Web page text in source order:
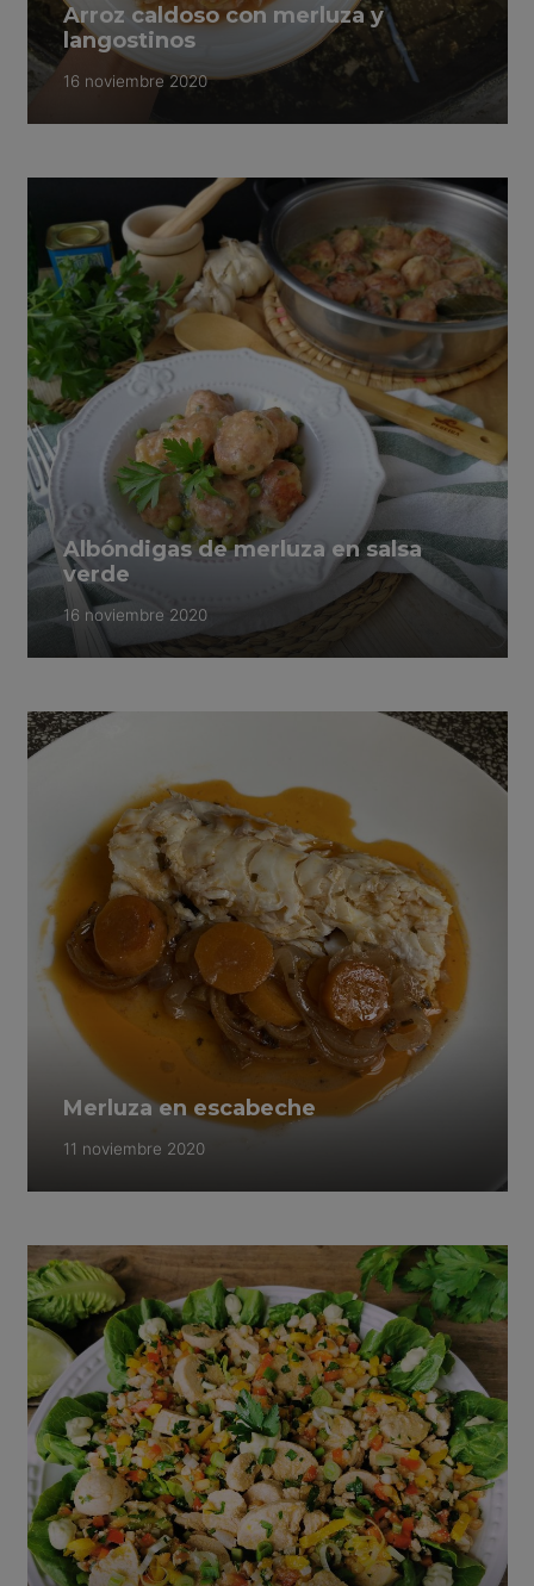
Arroz caldoso con merluza y
langostinos
16 noviembre 2020
Albóndigas de merluza en salsa
verde
16 noviembre 2020
Merluza en escabeche
11 noviembre 2020